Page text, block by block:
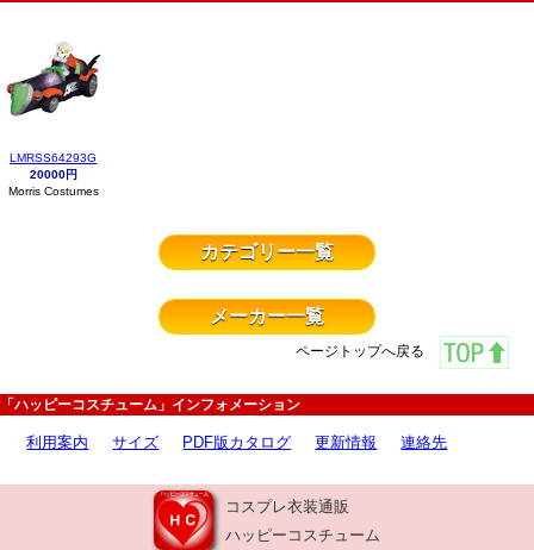
LMRSS64293G
20000円
Morris Costumes
カテゴリー一覧
メーカー一覧
ページトップへ戻る
「ハッピーコスチューム」インフォメーション
利用案内 サイズ PDF版カタログ 更新情報 連絡先
コスプレ衣装通販
ハッピーコスチューム